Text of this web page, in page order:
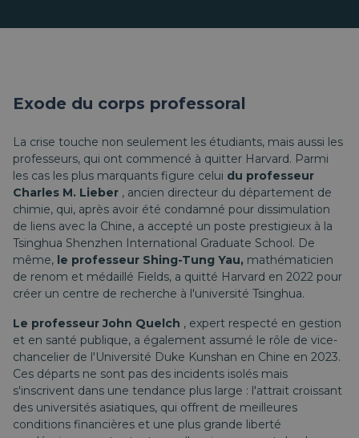
Exode du corps professoral
La crise touche non seulement les étudiants, mais aussi les
professeurs, qui ont commencé à quitter Harvard. Parmi
les cas les plus marquants figure celui du professeur
Charles M. Lieber , ancien directeur du département de
chimie, qui, après avoir été condamné pour dissimulation
de liens avec la Chine, a accepté un poste prestigieux à la
Tsinghua Shenzhen International Graduate School. De
même, le professeur Shing-Tung Yau, mathématicien
de renom et médaillé Fields, a quitté Harvard en 2022 pour
créer un centre de recherche à l'université Tsinghua.
Le professeur John Quelch , expert respecté en gestion
et en santé publique, a également assumé le rôle de vice-
chancelier de l'Université Duke Kunshan en Chine en 2023.
Ces départs ne sont pas des incidents isolés mais
s'inscrivent dans une tendance plus large : l'attrait croissant
des universités asiatiques, qui offrent de meilleures
conditions financières et une plus grande liberté